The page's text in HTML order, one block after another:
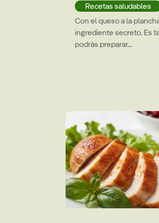
Recetas saludables
Con el queso a la
ingrediente secreto. Es
podrás preparar...